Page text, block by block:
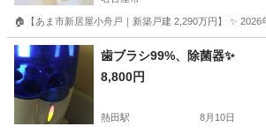
🏠【あま市新居屋小舟戸｜新築戸建 2,290万円】 ✨
愛知 名古屋市 その他
歯ブラシ99%、除菌器✨
8,800円
熱田駅 8月10日